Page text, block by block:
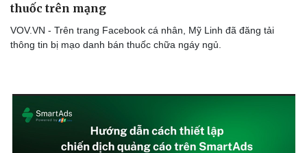
Phòng mạch online
Ăn sạch sống khỏe
thuốc trên mạng
VOV.VN - Trên trang Facebook cá nhân, Mỹ Linh đã đăng tải
thông tin bị mạo danh bán thuốc chữa ngáy ngủ.